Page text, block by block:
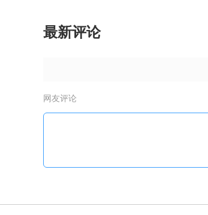
最新评论
网友评论